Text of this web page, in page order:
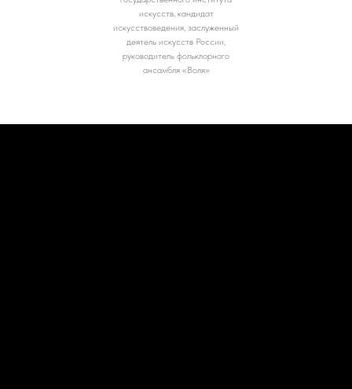
искусств, кандидат
искусствоведения, заслуженный
деятель искусств России,
руководитель фольклорного
ансамбля «Воля»